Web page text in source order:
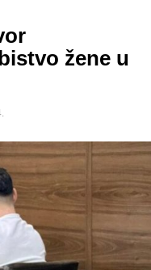
žene u